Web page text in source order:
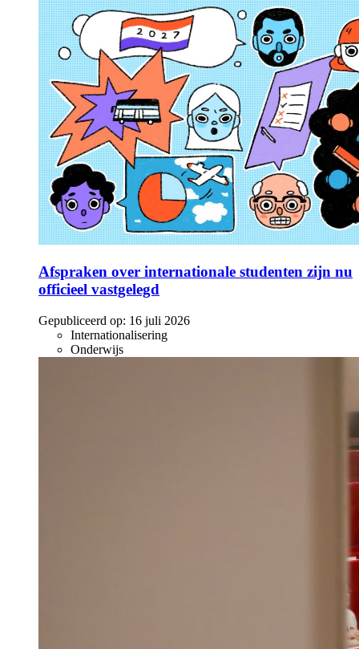
Afspraken over internationale studenten zijn nu
officieel vastgelegd
Gepubliceerd op: 16 juli 2026
Internationalisering
Onderwijs